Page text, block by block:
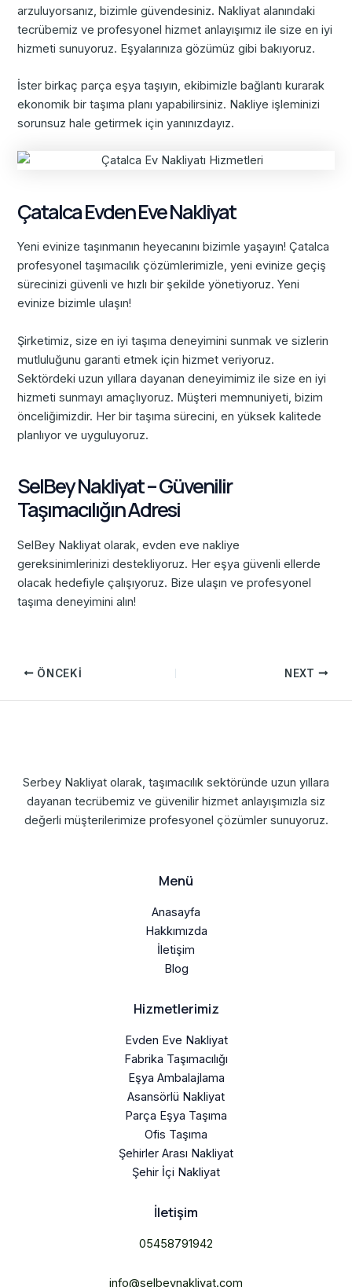
arzuluyorsanız, bizimle güvendesiniz. Nakliyat alanındaki
tecrübemiz ve profesyonel hizmet anlayışımız ile size en iyi
hizmeti sunuyoruz. Eşyalarınıza gözümüz gibi bakıyoruz.
İster birkaç parça eşya taşıyın, ekibimizle bağlantı kurarak
ekonomik bir taşıma planı yapabilirsiniz. Nakliye işleminizi
sorunsuz hale getirmek için yanınızdayız.
Çatalca Evden Eve Nakliyat
Yeni evinize taşınmanın heyecanını bizimle yaşayın! Çatalca
profesyonel taşımacılık çözümlerimizle, yeni evinize geçiş
sürecinizi güvenli ve hızlı bir şekilde yönetiyoruz. Yeni
evinize bizimle ulaşın!
Şirketimiz, size en iyi taşıma deneyimini sunmak ve sizlerin
mutluluğunu garanti etmek için hizmet veriyoruz.
Sektördeki uzun yıllara dayanan deneyimimiz ile size en iyi
hizmeti sunmayı amaçlıyoruz. Müşteri memnuniyeti, bizim
önceliğimizdir. Her bir taşıma sürecini, en yüksek kalitede
planlıyor ve uyguluyoruz.
SelBey Nakliyat – Güvenilir
Taşımacılığın Adresi
SelBey Nakliyat olarak, evden eve nakliye
gereksinimlerinizi destekliyoruz. Her eşya güvenli ellerde
olacak hedefiyle çalışıyoruz. Bize ulaşın ve profesyonel
taşıma deneyimini alın!
ÖNCEKI NEXT
Serbey Nakliyat olarak, taşımacılık sektöründe uzun yıllara
dayanan tecrübemiz ve güvenilir hizmet anlayışımızla siz
değerli müşterilerimize profesyonel çözümler sunuyoruz.
Menü
Anasayfa
Hakkımızda
İletişim
Blog
Hizmetlerimiz
Evden Eve Nakliyat
Fabrika Taşımacılığı
Eşya Ambalajlama
Asansörlü Nakliyat
Parça Eşya Taşıma
Ofis Taşıma
Şehirler Arası Nakliyat
Şehir İçi Nakliyat
İletişim
05458791942
info@selbeynakliyat.com